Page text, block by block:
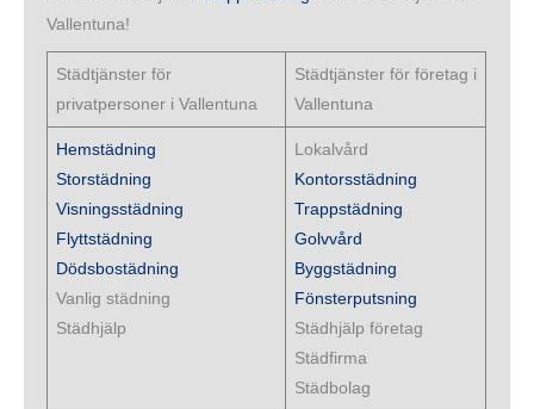
Vallentuna!
Städtjänster för
privatpersoner i Vallentuna
Städtjänster för företag i
Vallentuna
Hemstädning
Storstädning
Visningsstädning
Flyttstädning
Dödsbostädning
Vanlig städning
Städhjälp
Lokalvård
Kontorsstädning
Trappstädning
Golvvård
Byggstädning
Fönsterputsning
Städhjälp företag
Städfirma
Städbolag